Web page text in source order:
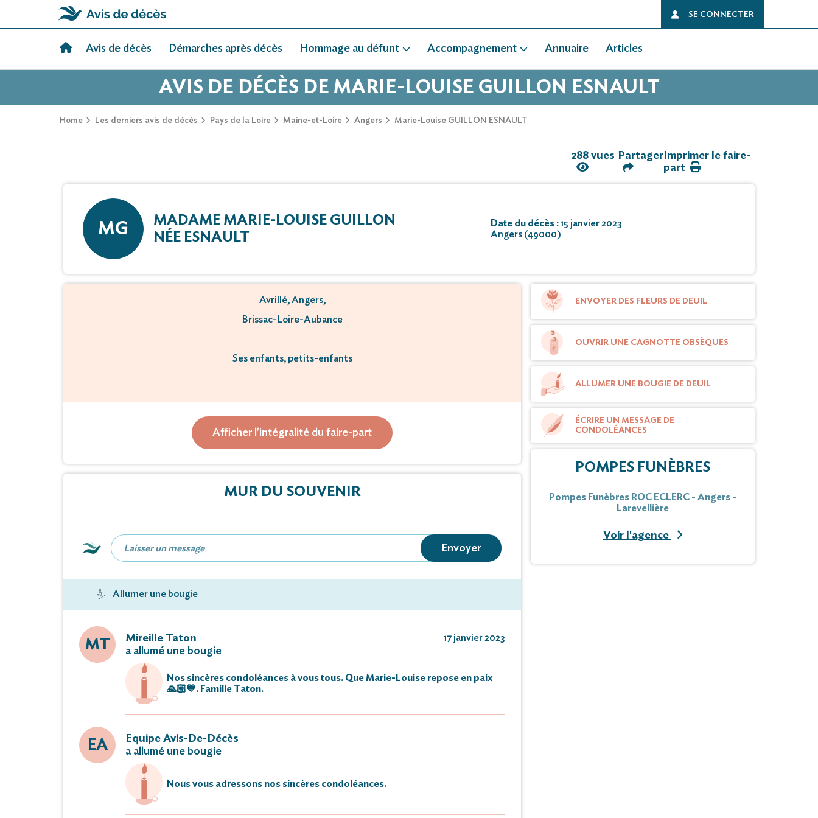
SE CONNECTER
Avis de décès Démarches après décès Hommage au défunt Accompagnement Annuaire Articles
AVIS DE DÉCÈS DE MARIE-LOUISE GUILLON ESNAULT
Home Les derniers avis de décès Pays de la Loire Maine-et-Loire Angers Marie-Louise GUILLON ESNAULT
288 vues PartagerImprimer le faire-
part
MG
MADAME MARIE-LOUISE GUILLON
NÉE ESNAULT
Date du décès :15 janvier 2023
Angers (49000)
Avrillé, Angers,
Brissac-Loire-Aubance
Ses enfants, petits-enfants
Mme Marie-Louise Guillon née Esnault
Cet avis tient lieu de faire-part.
Vous pouvez déposer vos messages de condoléances et témoignages sur ce site.
Afficher l'intégralité du faire-part
MUR DU SOUVENIR
Envoyer
Allumer une bougie
MT
Mireille Taton
a allumé une bougie
17 janvier 2023
Nos sincères condoléances à vous tous. Que Marie-Louise repose en paix
🙏🏼💙. Famille Taton.
EA
Equipe Avis-De-Décès
a allumé une bougie
Nous vous adressons nos sincères condoléances.
ENVOYER DES FLEURS DE DEUIL
OUVRIR UNE CAGNOTTE OBSÈQUES
ALLUMER UNE BOUGIE DE DEUIL
ÉCRIRE UN MESSAGE DE
CONDOLÉANCES
POMPES FUNÈBRES
Pompes Funèbres ROC ECLERC - Angers -
Larevellière
Voir l'agence